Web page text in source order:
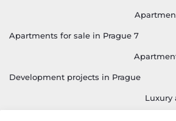
Apartments for sale in Prague 7
Development projects in Prague
Luxury